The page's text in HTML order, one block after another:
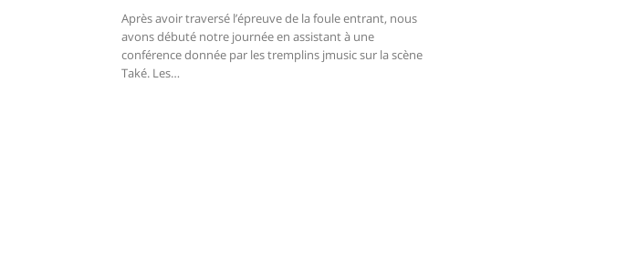
Après avoir traversé l’épreuve de la foule entrant, nous
avons débuté notre journée en assistant à une
conférence donnée par les tremplins jmusic sur la scène
Také. Les…